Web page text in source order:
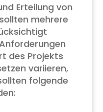
Erteilung von
mehrere
des Projekts
variieren,
folgende